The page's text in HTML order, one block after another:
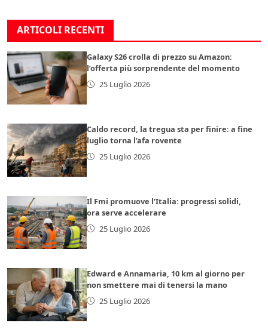
ARTICOLI RECENTI
Galaxy S26 crolla di prezzo su Amazon:
l’offerta più sorprendente del momento
25 Luglio 2026
Caldo record, la tregua sta per finire: a fine
luglio torna l’afa rovente
25 Luglio 2026
Il Fmi promuove l’Italia: progressi solidi,
ora serve accelerare
25 Luglio 2026
Edward e Annamaria, 10 km al giorno per
non smettere mai di tenersi la mano
25 Luglio 2026